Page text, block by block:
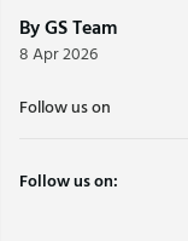
By GS Team
8 Apr 2026
Follow us on
Follow us on: